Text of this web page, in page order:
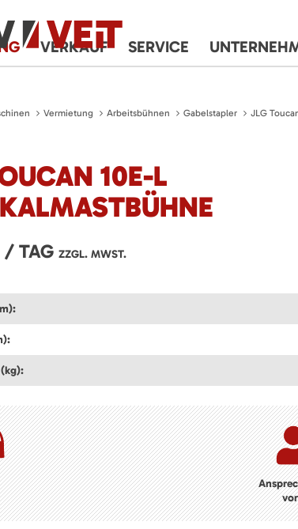
VERKAUF SERVICE
Vermietung Arbeitsbühnen Gabelstapler JLG
10E-L
TAG ZZGL. MWST.